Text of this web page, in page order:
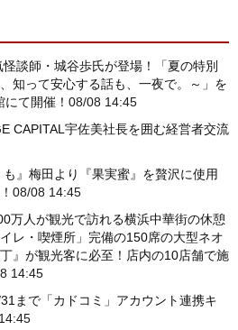
怪談師・城谷歩氏が登場！「夏の特別
知って安心する話も、一夜で。～」を
て開催！ 08/08 14:45
CAPITAL宇佐美社長を囲む経営者交流
』梅田より『果実蜜』を贅沢に使用
08/08 14:45
万人が観光で訪れる横浜中華街の休憩
レ・喫煙所」完備の150席の大型ネオ
』が観光客に必至！店内の10店舗で施
14:45
まで「カドコミ」アカウント連携キ